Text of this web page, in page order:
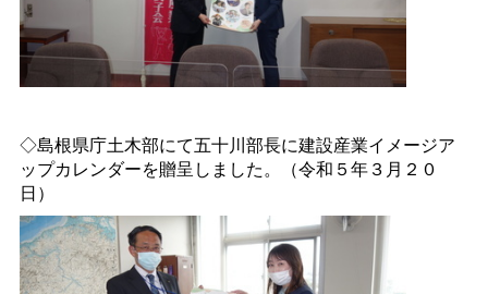
◇島根県庁土木部にて五十川部長に建設産業イメージア
ップカレンダーを贈呈しました。（令和５年３月２０
日）